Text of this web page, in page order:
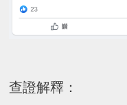
查證解釋：